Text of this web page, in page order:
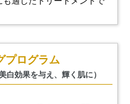
プログラム
白効果を与え、輝く肌に）